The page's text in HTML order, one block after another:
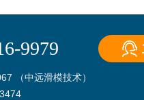
9979
（中远滑模技术）